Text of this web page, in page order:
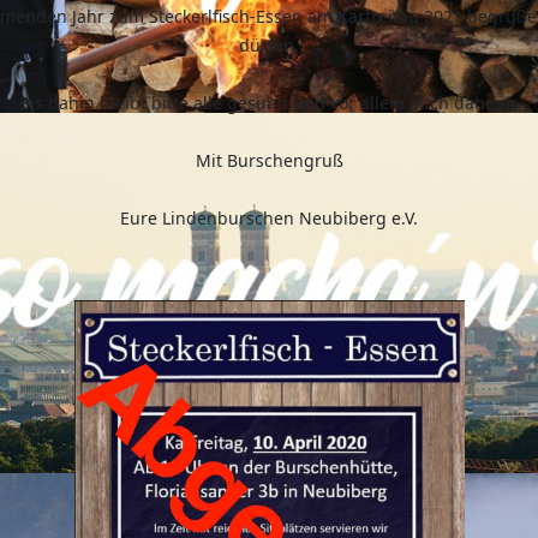
Jahr zum Steckerlfisch-Essen am Karfreitag 2021
dürfen.
Bis dahin bleibt bitte alle gesund und vor allem auch daheim.
Mit Burschengruß
Eure Lindenburschen Neubiberg e.V.